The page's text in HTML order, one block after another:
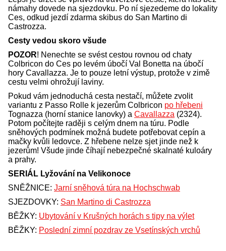
námahy dovede na sjezdovku. Po ní sjezedeme do lokality
Ces, odkud jezdí zdarma skibus do San Martino di
Castrozza.
Cesty vedou skoro všude
POZOR! Nenechte se svést cestou rovnou od chaty
Colbricon do Ces po levém úbočí Val Bonetta na úbočí
hory Cavallazza. Je to pouze letní výstup, protože v zimě
cestu velmi ohrožují laviny.
Pokud vám jednoduchá cesta nestačí, můžete zvolit
variantu z Passo Rolle k jezerům Colbricon po hřebeni
Tognazza (horní stanice lanovky) a Cavallazza (2324).
Potom počítejte raději s celým dnem na túru. Podle
sněhových podmínek možná budete potřebovat cepín a
mačky kvůli ledovce. Z hřebene nelze sjet jinde než k
jezerům! Všude jinde číhají nebezpečné skalnaté kuloáry
a prahy.
SERIÁL Lyžování na Velikonoce
SNĚŽNICE: Jarní sněhová túra na Hochschwab
SJEZDOVKY: San Martino di Castrozza
BĚŽKY: Ubytování v Krušných horách s tipy na výlet
BĚŽKY: Poslední zimní pozdrav ze Vsetínských vrchů